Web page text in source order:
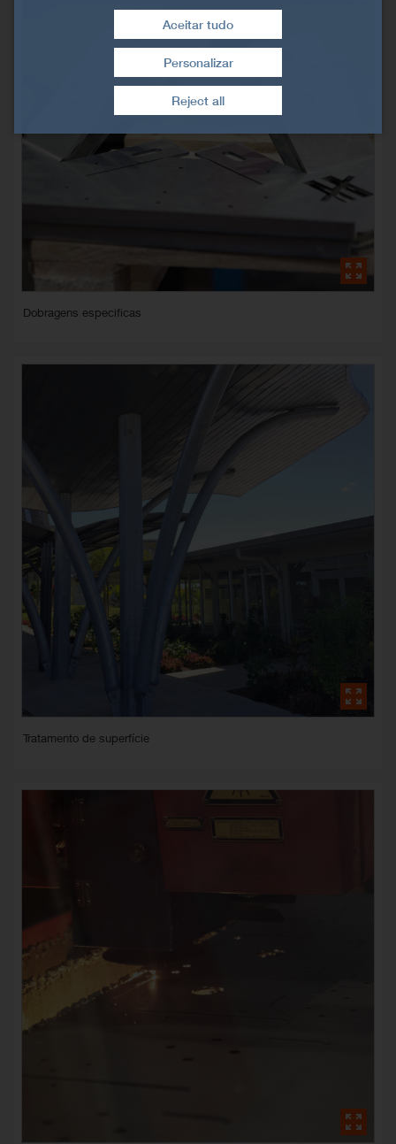
Dobragens especificas
Tratamento de superfície
Reject all
Aceitar tudo
Retirar consentimento
Personalizar